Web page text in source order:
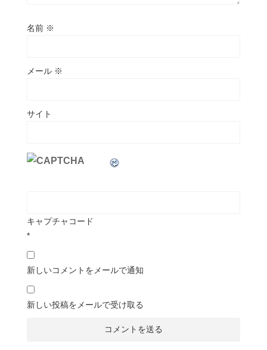
名前 ※
メール ※
サイト
キャプチャコード
*
新しいコメントをメールで通知
新しい投稿をメールで受け取る